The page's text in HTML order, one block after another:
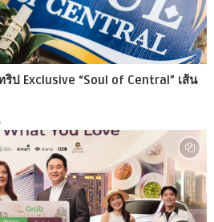
ป Exclusive “Soul of Central” เส้น